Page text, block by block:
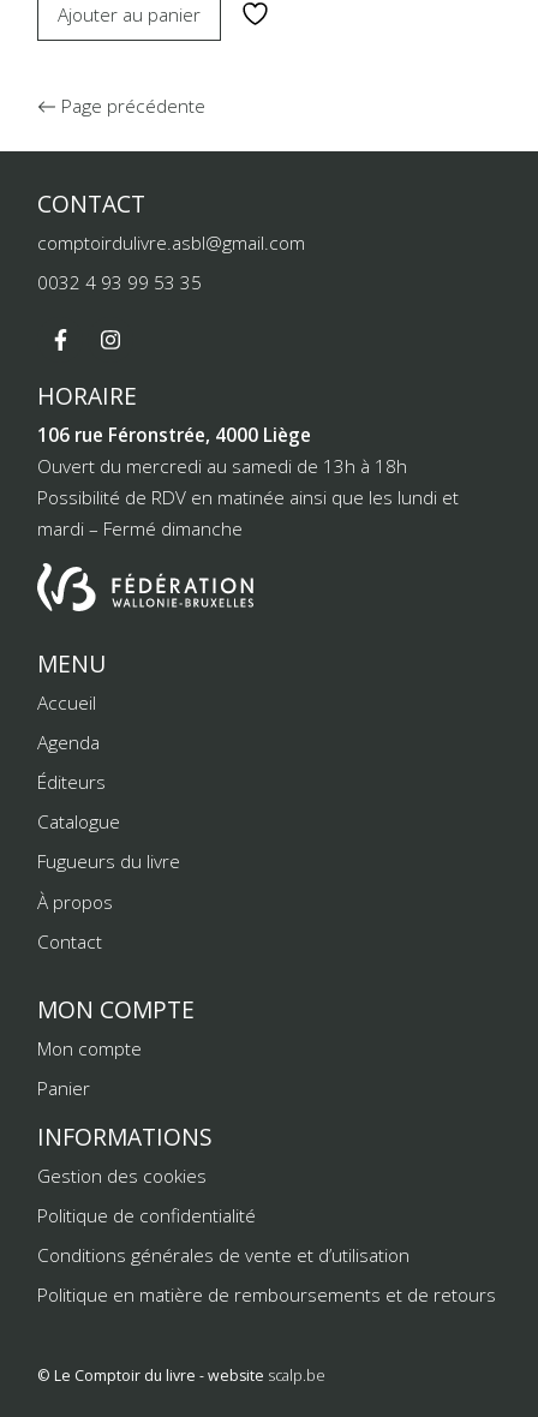
Ajouter au panier
Page précédente
CONTACT
comptoirdulivre.asbl@gmail.com
0032 4 93 99 53 35
HORAIRE
106 rue Féronstrée, 4000 Liège
Ouvert du mercredi au samedi de 13h à 18h
Possibilité de RDV en matinée ainsi que les lundi et
mardi – Fermé dimanche
MENU
Accueil
Agenda
Éditeurs
Catalogue
Fugueurs du livre
À propos
Contact
MON COMPTE
Mon compte
Panier
INFORMATIONS
Gestion des cookies
Politique de confidentialité
Conditions générales de vente et d’utilisation
Politique en matière de remboursements et de retours
© Le Comptoir du livre - website scalp.be